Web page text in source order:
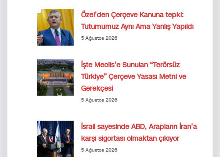
Özel’den Çerçeve Kanuna tepki:
Tutumumuz Aynı Ama Yanlış Yapıldı
5 Ağustos 2026
İşte Meclis’e Sunulan “Terörsüz
Türkiye” Çerçeve Yasası Metni ve
Gerekçesi
5 Ağustos 2026
İsrail sayesinde ABD, Arapların İran’a
karşı sigortası olmaktan çıkıyor
5 Ağustos 2026